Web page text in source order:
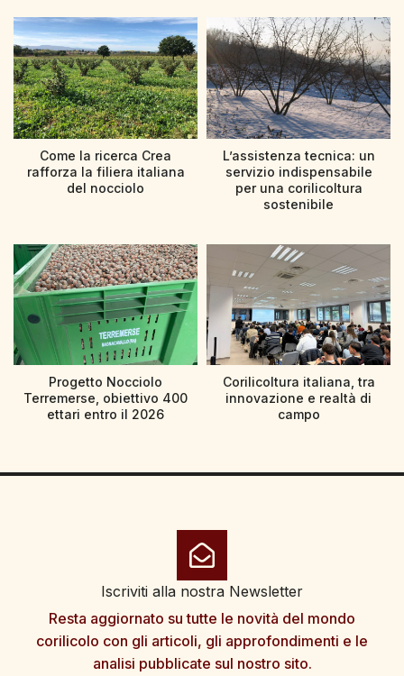
Come la ricerca Crea
rafforza la filiera italiana
del nocciolo
L’assistenza tecnica: un
servizio indispensabile
per una corilicoltura
sostenibile
Progetto Nocciolo
Terremerse, obiettivo 400
ettari entro il 2026
Corilicoltura italiana, tra
innovazione e realtà di
campo
Iscriviti alla nostra Newsletter
Resta aggiornato su tutte le novità del mondo
corilicolo con gli articoli, gli approfondimenti e le
analisi pubblicate sul nostro sito.